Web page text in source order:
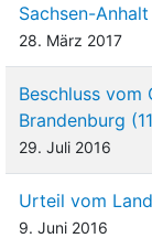
Sachsen-
28. März 2017
Beschluss
Brandenburg
29. Juli 2016
Urteil vom
9. Juni 2016